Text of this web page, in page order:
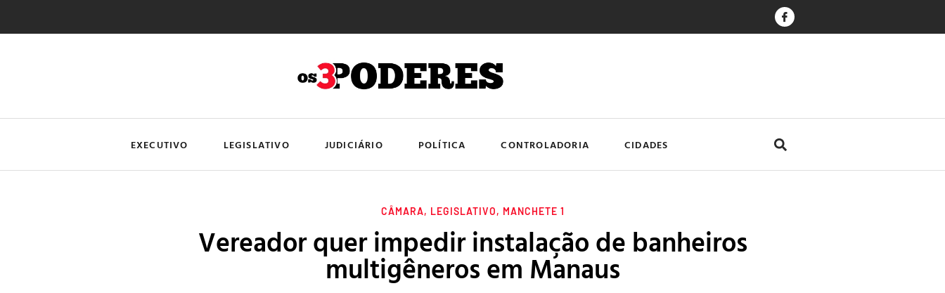
EXECUTIVO LEGISLATIVO JUDICIÁRIO POLÍTICA CONTROLADORIA CIDADES
CÂMARA, LEGISLATIVO, MANCHETE 1
Vereador quer impedir instalação de banheiros
multigêneros em Manaus